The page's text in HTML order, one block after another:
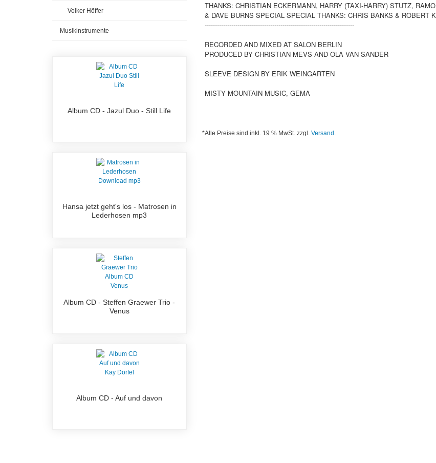
THANKS: CHRISTIAN ECKERMANN, HARRY (TAXI-HARRY) STUTZ,
& DAVE BURNS SPECIAL SPECIAL THANKS: CHRIS BANKS & ROBERT
-------------------------------------------------------------------------
RECORDED AND MIXED AT SALON BERLIN
PRODUCED BY CHRISTIAN MEVS AND OLA VAN SANDER
SLEEVE DESIGN BY ERIK WEINGARTEN
MISTY MOUNTAIN MUSIC, GEMA
*Alle Preise sind inkl. 19 % MwSt. zzgl. Versand.
Volker Höffer
Musikinstrumente
Album CD - Jazul Duo - Still Life
Hansa jetzt geht's los - Matrosen in
Lederhosen mp3
Album CD - Steffen Graewer Trio -
Venus
Album CD - Auf und davon